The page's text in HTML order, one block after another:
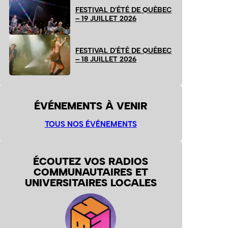
FESTIVAL D’ÉTÉ DE QUÉBEC
– 19 JUILLET 2026
FESTIVAL D’ÉTÉ DE QUÉBEC
– 18 JUILLET 2026
ÉVÉNEMENTS À VENIR
TOUS NOS ÉVÉNEMENTS
ÉCOUTEZ VOS RADIOS
COMMUNAUTAIRES ET
UNIVERSITAIRES LOCALES